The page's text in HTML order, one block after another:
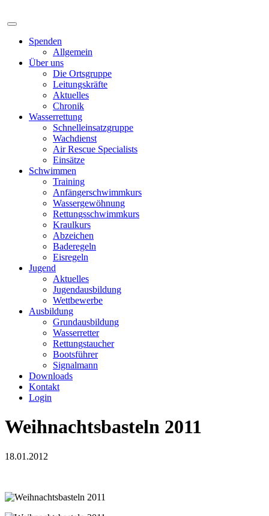
Spenden
Allgemein
Über uns
Die Ortsgruppe
Leitungskräfte
Aktuelles
Chronik
Wasserrettung
Schnelleinsatzgruppe
Wachdienst
Air Rescue Specialists
Einsätze
Schwimmen
Training
Anfängerschwimmkurs
Wassergewöhnung
Rettungsschwimmkurs
Kraulkurs
Abzeichen
Baderegeln
Eisregeln
Jugend
Aktuelles
Jugendausbildung
Wettbewerbe
Ausbildung
Grundausbildung
Wasserretter
Rettungstaucher
Bootsführer
Signalmann
Downloads
Kontakt
Login
Weihnachtsbasteln 2011
18.01.2012